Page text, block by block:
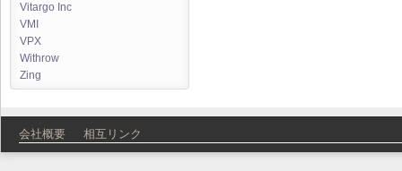
Vitargo Inc
VMI
VPX
Withrow
Zing
会社概要 相互リンク